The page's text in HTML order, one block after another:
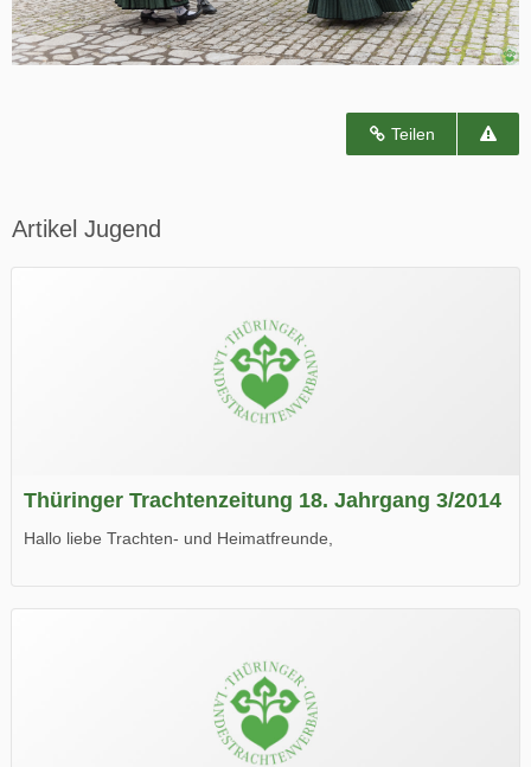
Teilen
Artikel Jugend
Thüringer Trachtenzeitung 18. Jahrgang 3/2014
Hallo liebe Trachten- und Heimatfreunde,
Wir wünschen Euch viel Spaß beim Lesen.